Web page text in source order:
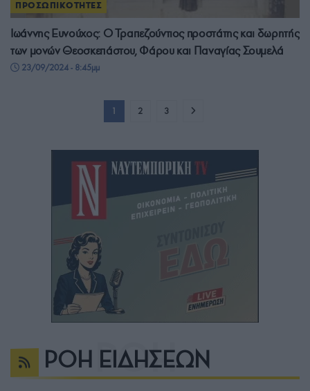
ΠΡΟΣΩΠΙΚΟΤΗΤΕΣ
Ιωάννης Ευνούχος: Ο Τραπεζούντιος προστάτης και δωρητής
των μονών Θεοσκεπάστου, Φάρου και Παναγίας Σουμελά
23/09/2024 - 8:45μμ
1 2 3
ΡΟΗ ΕΙΔΗΣΕΩΝ